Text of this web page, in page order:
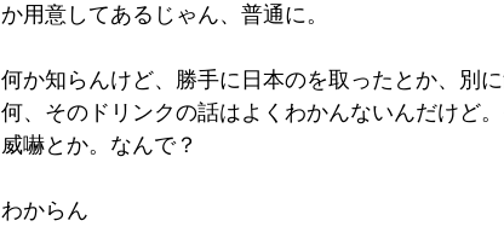
か用意してあるじゃん、普通に。
何か知らんけど、勝手に日本のを取ったとか、別
何、そのドリンクの話はよくわかんないんだけど
威嚇とか。なんで？
わからん